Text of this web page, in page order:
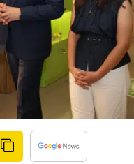
Bitlis
Bolu
Burdur
Bursa
Çanakkale
Çankırı